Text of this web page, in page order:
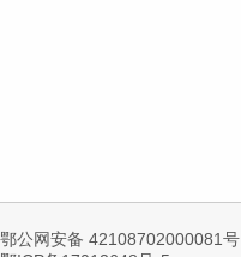
鄂公网安备 42108702000081号